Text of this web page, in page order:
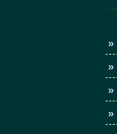
»
»
»
»